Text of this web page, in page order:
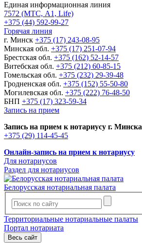
Единая информационная линия
7572 (МТС, A1, Life)
+375 (44) 592-99-27
Горячая линия
г. Минск +375 (17) 243-08-95
Минская обл. +375 (17) 251-07-94
Брестская обл. +375 (162) 52-14-57
Витебская обл. +375 (212) 60-85-15
Гомельская обл. +375 (232) 29-39-48
Гродненская обл. +375 (152) 55-50-80
Могилевская обл. +375 (222) 76-48-50
БНП +375 (17) 323-59-34
Запись на прием
Запись на прием к нотариусу г. Минска
+375 (29) 114-45-45
Онлайн-запись на прием к нотариусу
Для нотариусов
Раздел для нотариусов
Белорусская нотариальная палата
Территориальные нотариальные палаты
Портал нотариата
Весь сайт